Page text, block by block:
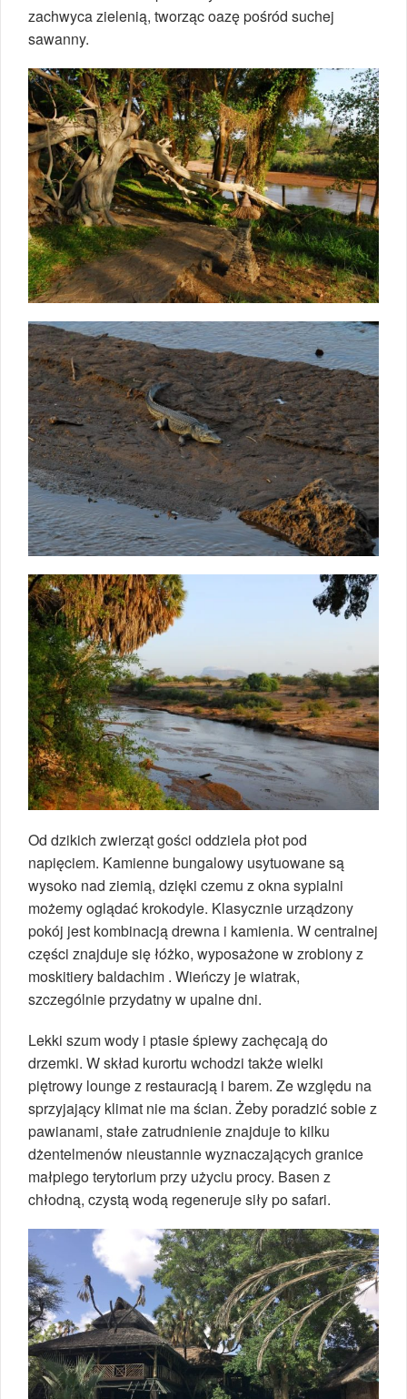
zachwyca zielenią, tworząc oazę pośród suchej
sawanny.
Od dzikich zwierząt gości oddziela płot pod
napięciem. Kamienne bungalowy usytuowane są
wysoko nad ziemią, dzięki czemu z okna sypialni
możemy oglądać krokodyle. Klasycznie urządzony
pokój jest kombinacją drewna i kamienia. W centralnej
części znajduje się łóżko, wyposażone w zrobiony z
moskitiery baldachim . Wieńczy je wiatrak,
szczególnie przydatny w upalne dni.
Lekki szum wody i ptasie śpiewy zachęcają do
drzemki. W skład kurortu wchodzi także wielki
piętrowy lounge z restauracją i barem. Ze względu na
sprzyjający klimat nie ma ścian. Żeby poradzić sobie z
pawianami, stałe zatrudnienie znajduje to kilku
dżentelmenów nieustannie wyznaczających granice
małpiego terytorium przy użyciu procy. Basen z
chłodną, czystą wodą regeneruje siły po safari.